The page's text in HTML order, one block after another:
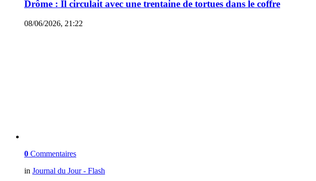
Drôme : Il circulait avec une trentaine de tortues dans le coffre
08/06/2026, 21:22
0 Commentaires
in Journal du Jour - Flash